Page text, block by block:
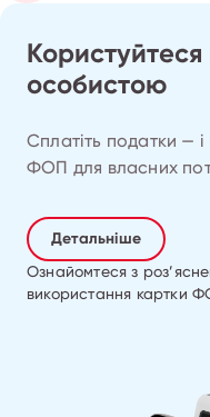
особистою
Сплатіть податки —
ФОП для власних
Детальніше
Ознайомтеся з
використання картки